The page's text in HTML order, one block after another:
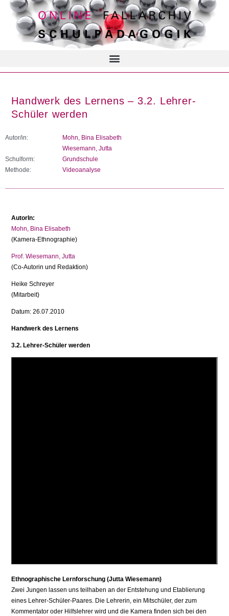
Handwerk des Lernens – 3.2. Lehrer-
Schüler werden
Autor/in:
Mohn, Bina Elisabeth
Wiesemann, Jutta
Schulform:
Grundschule
Methode:
Videoanalyse
AutorIn:
Mohn, Bina Elisabeth
(Kamera-Ethnographie)
Prof. Wiesemann, Jutta
(Co-Autorin und Redaktion)
Heike Schreyer
(Mitarbeit)
Datum: 26.07.2010
Handwerk des Lernens
3.2. Lehrer-Schüler werden
Ethnographische Lernforschung (Jutta Wiesemann)
Zwei Jungen lassen uns teilhaben an der Entstehung und Etablierung
eines Lehrer-Schüler-Paares. Die Lehrerin, ein Mitschüler, der zum
Kommentator oder Hilfslehrer wird und die Kamera finden sich bei den